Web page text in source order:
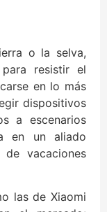
o la selva,
resistir el
en lo más
dispositivos
a escenarios
en un aliado
vacaciones
las de Xiaomi